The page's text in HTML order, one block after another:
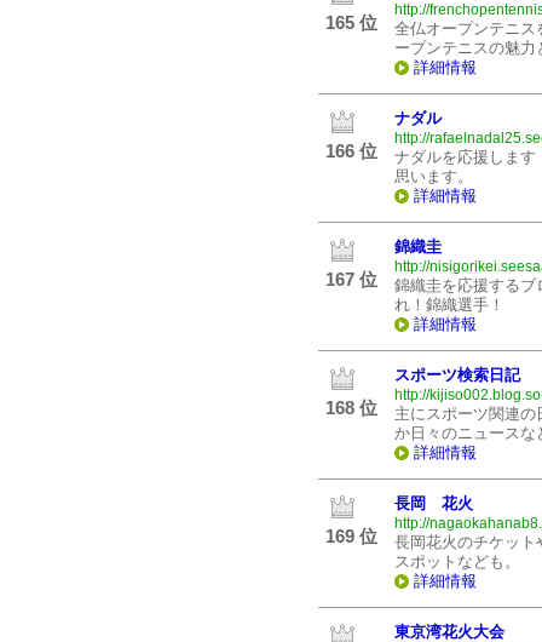
165 位
http://
全仏オープンテニス
ープンテニスの魅力
詳細情報
166 位
ナダル
http://
ナダルを応援します
思います。
詳細情報
167 位
錦織圭
http://
錦織圭を応援するブ
れ！錦織選手！
詳細情報
168 位
スポーツ検索日記
http://
主にスポーツ関連
か日々のニュースな
詳細情報
169 位
長岡 花火
http://
長岡花火のチケット
スポットなども。
詳細情報
東京湾花火大会